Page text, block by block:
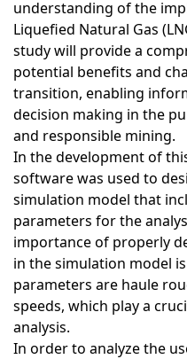
understanding of the
Liquefied Natural Gas
study will provide a
potential benefits and
transition, enabling
decision making in the
and responsible mining.
In the development of
software was used to
simulation model that
parameters for the
importance of properly
in the simulation model
parameters are haule
speeds, which play a
analysis.
In order to analyze the